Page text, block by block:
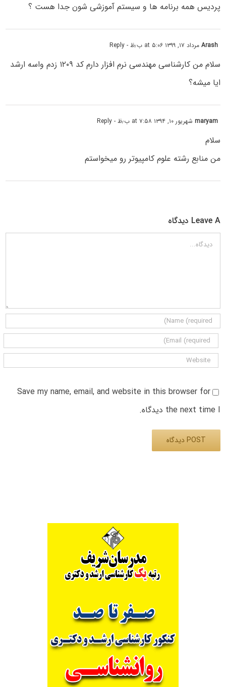
پردیس همه برنامه ها و سیستم آموزشی شون جدا هست ؟
Arashمرداد ۱۷, ۱۳۹۹ at ۵:۰۶ ب٫ظ - Reply
سلام من کارشناسی مهندسی نرم افزار دارم کد ۱۲۰۹ زدم واسه ارشد
ایا میشه؟
maryamشهریور ۱۰, ۱۳۹۴ at ۷:۵۸ ب٫ظ - Reply
سلام
من منابع رشته علوم کامپیوتر رو میخواستم
Leave A دیدگاه
دیدگاه
Save my name, email, and website in this browser for
the next time I دیدگاه.